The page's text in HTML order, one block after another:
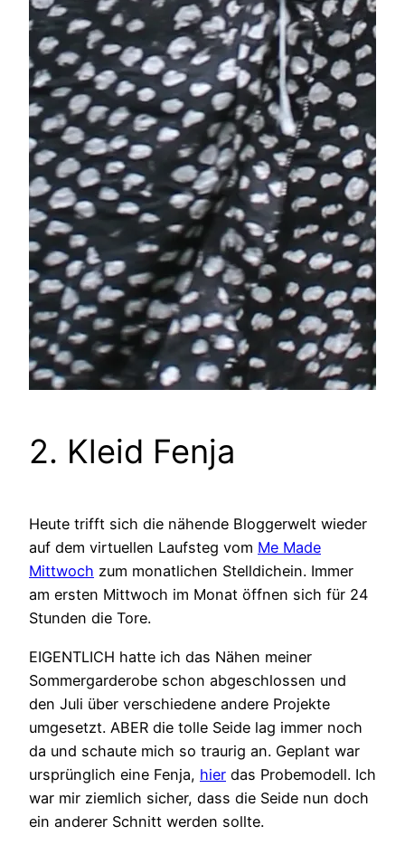
2. Kleid Fenja
Heute trifft sich die nähende Bloggerwelt wieder
auf dem virtuellen Laufsteg vom Me Made
Mittwoch zum monatlichen Stelldichein. Immer
am ersten Mittwoch im Monat öffnen sich für 24
Stunden die Tore.
EIGENTLICH hatte ich das Nähen meiner
Sommergarderobe schon abgeschlossen und
den Juli über verschiedene andere Projekte
umgesetzt. ABER die tolle Seide lag immer noch
da und schaute mich so traurig an. Geplant war
ursprünglich eine Fenja, hier das Probemodell. Ich
war mir ziemlich sicher, dass die Seide nun doch
ein anderer Schnitt werden sollte.